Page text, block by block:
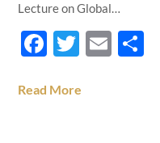
Lecture on Global…
Facebook
Twitter
Email
Read More